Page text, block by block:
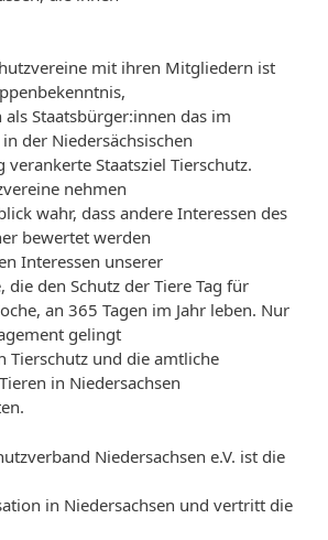
mit ihren Mitgliedern ist
Staatsbürger:innen das im
der Niedersächsischen
verankerte Staatsziel Tierschutz.
nehmen
wahr, dass andere Interessen des
bewertet werden
Interessen unserer
die den Schutz der Tiere Tag für
an 365 Tagen im Jahr leben. Nur
gelingt
Tierschutz und die amtliche
in Niedersachsen
Niedersachsen e.V. ist die
in Niedersachsen und vertritt die